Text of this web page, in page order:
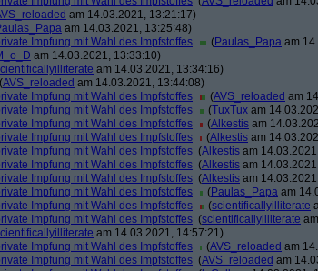
am 14.03.2021, 13:21:17)
am 14.03.2021, 13:25:48)
Impfung mit Wahl des Impfstoffes
(Paulas_Papa am
am 14.03.2021, 13:33:10)
am 14.03.2021, 13:34:16)
(AVS_reloaded am 14.03.2021, 13:44:08)
Impfung mit Wahl des Impfstoffes
(AVS_reloaded am
Impfung mit Wahl des Impfstoffes
(TuxTux am
Impfung mit Wahl des Impfstoffes
(Alkestis am
Impfung mit Wahl des Impfstoffes
(Alkestis am
Impfung mit Wahl des Impfstoffes (Alkestis am
Impfung mit Wahl des Impfstoffes (Alkestis am
Impfung mit Wahl des Impfstoffes (Alkestis am
Impfung mit Wahl des Impfstoffes
(Paulas_Papa am
Impfung mit Wahl des Impfstoffes
(scientificallyilliterate
Impfung mit Wahl des Impfstoffes (scientificallyilliterate
am 14.03.2021, 14:57:21)
Impfung mit Wahl des Impfstoffes
(AVS_reloaded am
Impfung mit Wahl des Impfstoffes (AVS_reloaded am